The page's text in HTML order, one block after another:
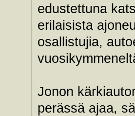
edustettuna
erilaisista
osallistujia,
Jonon
perässä ajaa,